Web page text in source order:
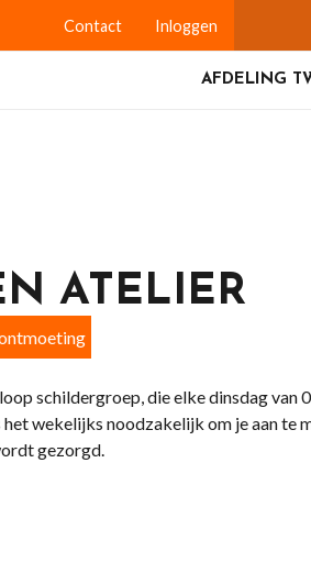
Contact Inloggen
AFDELING
ATELIER
schildergroep, die elke dinsdag
het wekelijks noodzakelijk om je aan
gezorgd.